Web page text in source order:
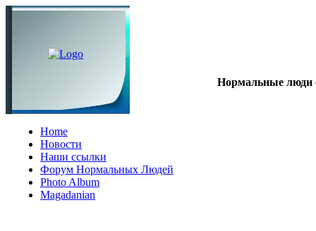
Нормальные люди
Home
Новости
Наши ссылки
Форум Нормальных Людей
Photo Album
Magadanian